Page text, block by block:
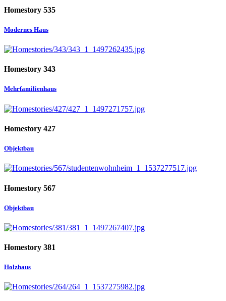
Homestory 535
Modernes Haus
Homestory 343
Mehrfamilienhaus
Homestory 427
Objektbau
Homestory 567
Objektbau
Homestory 381
Holzhaus